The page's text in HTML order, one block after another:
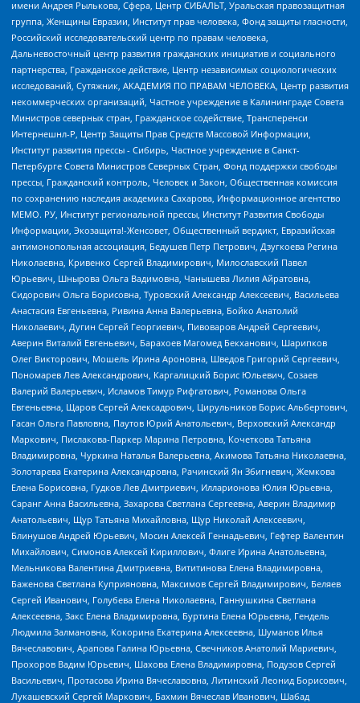
имени Андрея Рылькова, Сфера, Центр СИБАЛЬТ, Уральская правозащитная
группа, Женщины Евразии, Институт прав человека, Фонд защиты гласности,
Российский исследовательский центр по правам человека,
Дальневосточный центр развития гражданских инициатив и социального
партнерства, Гражданское действие, Центр независимых социологических
исследований, Сутяжник, АКАДЕМИЯ ПО ПРАВАМ ЧЕЛОВЕКА, Центр развития
некоммерческих организаций, Частное учреждение в Калининграде Совета
Министров северных стран, Гражданское содействие, Трансперенси
Интернешнл-Р, Центр Защиты Прав Средств Массовой Информации,
Институт развития прессы - Сибирь, Частное учреждение в Санкт-
Петербурге Совета Министров Северных Стран, Фонд поддержки свободы
прессы, Гражданский контроль, Человек и Закон, Общественная комиссия
по сохранению наследия академика Сахарова, Информационное агентство
МЕМО. РУ, Институт региональной прессы, Институт Развития Свободы
Информации, Экозащита!-Женсовет, Общественный вердикт, Евразийская
антимонопольная ассоциация, Бедушев Петр Петрович, Дзугкоева Регина
Николаевна, Кривенко Сергей Владимирович, Милославский Павел
Юрьевич, Шнырова Ольга Вадимовна, Чанышева Лилия Айратовна,
Сидорович Ольга Борисовна, Туровский Александр Алексеевич, Васильева
Анастасия Евгеньевна, Ривина Анна Валерьевна, Бойко Анатолий
Николаевич, Дугин Сергей Георгиевич, Пивоваров Андрей Сергеевич,
Аверин Виталий Евгеньевич, Барахоев Магомед Бекханович, Шарипков
Олег Викторович, Мошель Ирина Ароновна, Шведов Григорий Сергеевич,
Пономарев Лев Александрович, Каргалицкий Борис Юльевич, Созаев
Валерий Валерьевич, Исламов Тимур Рифгатович, Романова Ольга
Евгеньевна, Щаров Сергей Алексадрович, Цирульников Борис Альбертович,
Гасан Ольга Павловна, Паутов Юрий Анатольевич, Верховский Александр
Маркович, Пислакова-Паркер Марина Петровна, Кочеткова Татьяна
Владимировна, Чуркина Наталья Валерьевна, Акимова Татьяна Николаевна,
Золотарева Екатерина Александровна, Рачинский Ян Збигневич, Жемкова
Елена Борисовна, Гудков Лев Дмитриевич, Илларионова Юлия Юрьевна,
Саранг Анна Васильевна, Захарова Светлана Сергеевна, Аверин Владимир
Анатольевич, Щур Татьяна Михайловна, Щур Николай Алексеевич,
Блинушов Андрей Юрьевич, Мосин Алексей Геннадьевич, Гефтер Валентин
Михайлович, Симонов Алексей Кириллович, Флиге Ирина Анатольевна,
Мельникова Валентина Дмитриевна, Вититинова Елена Владимировна,
Баженова Светлана Куприяновна, Максимов Сергей Владимирович, Беляев
Сергей Иванович, Голубева Елена Николаевна, Ганнушкина Светлана
Алексеевна, Закс Елена Владимировна, Буртина Елена Юрьевна, Гендель
Людмила Залмановна, Кокорина Екатерина Алексеевна, Шуманов Илья
Вячеславович, Арапова Галина Юрьевна, Свечников Анатолий Мариевич,
Прохоров Вадим Юрьевич, Шахова Елена Владимировна, Подузов Сергей
Васильевич, Протасова Ирина Вячеславовна, Литинский Леонид Борисович,
Лукашевский Сергей Маркович, Бахмин Вячеслав Иванович, Шабад